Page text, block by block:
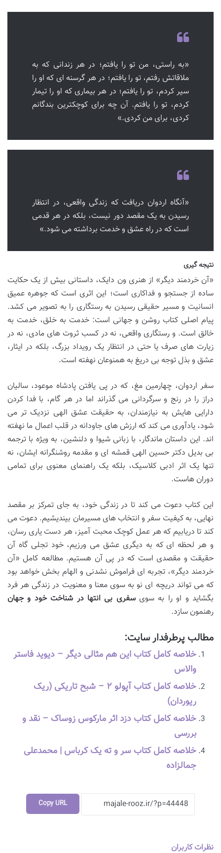
«به راستی، من تو را یافتم؛ در هر زندانی که به
ملاقاتش رفتم، تو را یافتم؛ در هر گرسنه ای که او را
سیر کردم، تو را یافتم؛ در هر بیماری که او را تیمار
کردم، تو را یافتم. آن چه برای کوچکترین بندگانم
کردی، برای من کردی.»
«آنگاه اردوان دریافت که زندگی واقعی، در انتظار
رسیدن به یک مقصد دور نیست، بلکه در هر قدمی
است که در راه عشق و خدمت برداشته می شود.»
نتیجه گیری
«آن خردمند دیگر» از هنری ون دایک، داستانی بیش از یک حکایت
ساده از جستجو و فداکاری است؛ این اثری است که جوهره عمیق
انسانیت و مسیر حقیقی رسیدن به رستگاری را به تصویر می کشد.
پیام اصلی کتاب روشن و جهانی است: خدمت به خلق، خدمت به
خالق است. و رستگاری واقعی، نه در کسب ثروت های مادی، نه در
زیارت های صرف یا حتی در انتظار یک رویداد بزرگ، بلکه در ایثار،
عشق و بذل توجه بی دریغ به همنوعان نهفته است.
سفر اردوان، چهارمین مغ، که در پی یافتن پادشاه موعود، سالیان
دراز را در رنج و سرگردانی می گذراند اما در هر گام، با فدا کردن
دارایی هایش به نیازمندان، به حقیقت عشق الهی نزدیک تر می
شود، یادآوری می کند که ارزش های جاودانه در قلب اعمال ما نهفته
اند. این داستان ماندگار، با زبانی شیوا و دلنشین، به ویژه با ترجمه
بی بدیل دکتر حسین الهی قمشه ای و مقدمه روشنگرانه ایشان، نه
تنها یک اثر ادبی کلاسیک، بلکه یک راهنمای معنوی برای تمامی
دوران هاست.
این کتاب دعوت می کند تا در زندگی خود، به جای تمرکز بر مقصد
نهایی، به کیفیت سفر و انتخاب های مسیرمان بیندیشیم. دعوت می
کند تا دریابیم که هر عمل کوچک محبت آمیز، هر دست یاری رسان،
و هر لحظه ای که به دیگری عشق می ورزیم، خود تجلی گاه آن
حقیقت و مقصدی است که در پی آن هستیم. مطالعه کامل «آن
خردمند دیگر»، تجربه ای فراموش نشدنی و الهام بخش خواهد بود
که می تواند دریچه ای نو به سوی معنا و معنویت در زندگی هر فرد
بگشاید و او را به سویسفری بی انتها در شناخت خود و جهان
رهنمون سازد.
مطالب پرطرفدار سایت:
خلاصه کامل کتاب این هم مثالی دیگر – دیوید فاستر
والاس
خلاصه کامل کتاب آپولو ۲ – شبح تاریکی (ریک
ریوردان)
خلاصه کامل کتاب دزد اثر مارکوس زوساک – نقد و
بررسی
خلاصه کامل کتاب سر و ته یک کرباس | محمدعلی
جمالزاده
Copy URL
نظرات کاربران